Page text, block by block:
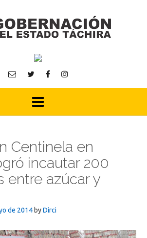
Centinela en
incautar 200
entre azúcar y
de 2014 byDirci